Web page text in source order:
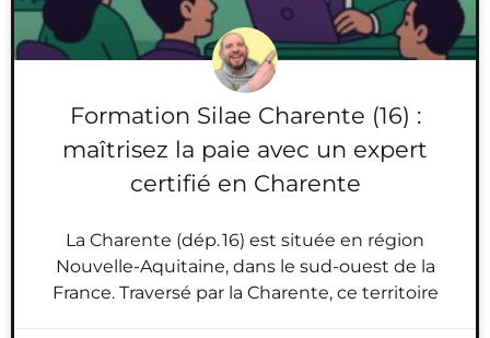
Formation Silae Charente (16) :
maîtrisez la paie avec un expert
certifié en Charente
La Charente (dép. 16) est située en région
Nouvelle-Aquitaine, dans le sud-ouest de la
France. Traversé par la Charente, ce territoire